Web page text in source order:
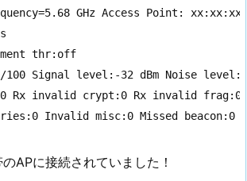
GHz Access Point:
thr:off
100 Signal level:-32 dBm Noise level:-
Rx invalid crypt:0 Rx invalid frag:0
Invalid misc:0 Missed beacon:0
APに接続されていました！